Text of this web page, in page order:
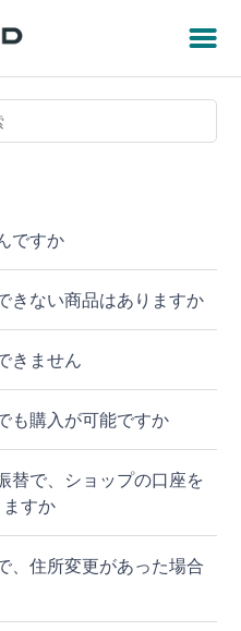
ですか
きない商品はありますか
きません
も購入が可能ですか
替で、ショップの口座を
すか
、住所変更があった場合